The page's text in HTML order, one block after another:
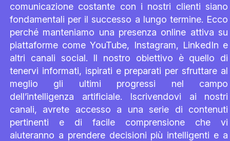
comunicazione costante con i nostri clienti siano
fondamentali per il successo a lungo termine. Ecco
perché manteniamo una presenza online attiva su
piattaforme come YouTube, Instagram, LinkedIn e
altri canali social. Il nostro obiettivo è quello di
tenervi informati, ispirati e preparati per sfruttare al
meglio gli ultimi progressi nel campo
dell’intelligenza artificiale. Iscrivendovi ai nostri
canali, avrete accesso a una serie di contenuti
pertinenti e di facile comprensione che vi
aiuteranno a prendere decisioni più intelligenti e a